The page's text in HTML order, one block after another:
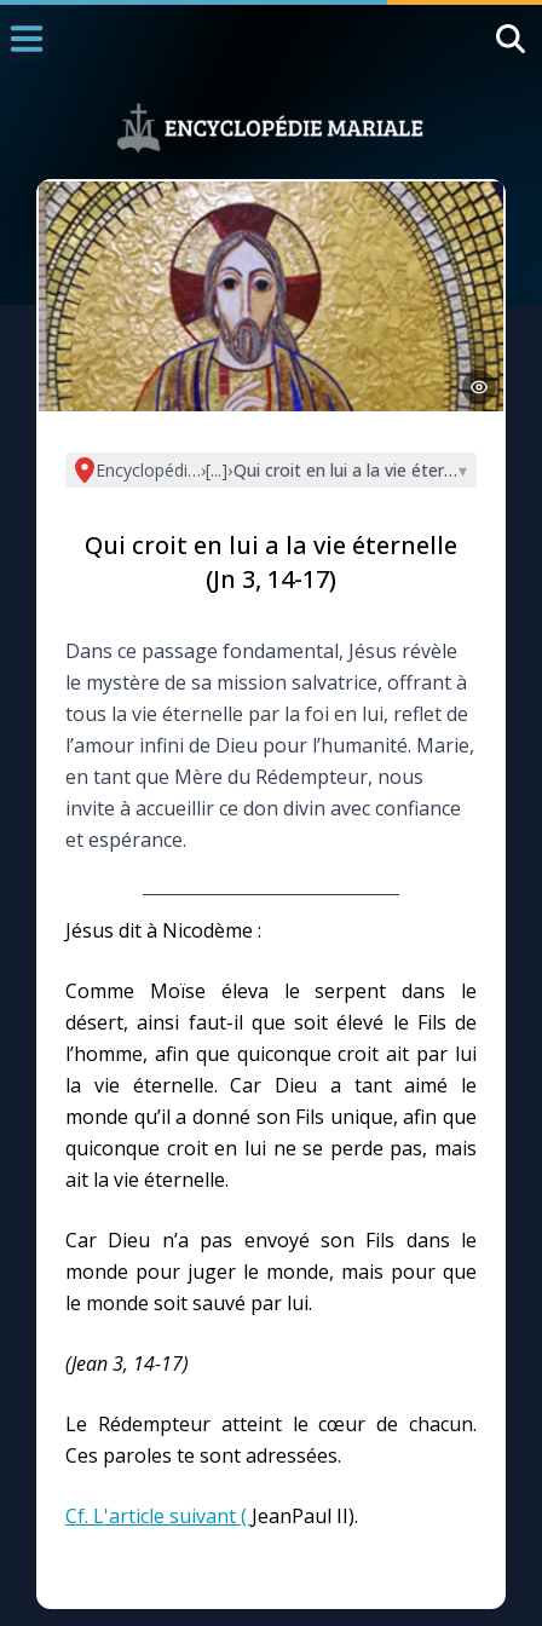
1000 Raisons de Croire
L'actualité de la semaine
La chaîne Youtube
La newsletter
La vidéo de la semaine
Le magazine
Le site internet
Questions-réponses
Prier au quotidien
Avec Thérèse de Lisieux
L'Évangile chaque jour
Les premiers samedis du mois
Marie qui défait les nœuds
Mes intentions de prière
Une Minute avec Marie
Une neuvaine
À la une
Encyclopédie mariale
›[...]›Qui croit en lui a la vie éternelle (Jn 3,
▾
Qui croit en lui a la vie éternelle
(Jn 3, 14-17)
Dans ce passage fondamental, Jésus révèle
le mystère de sa mission salvatrice, offrant à
tous la vie éternelle par la foi en lui, reflet de
l’amour infini de Dieu pour l’humanité. Marie,
en tant que Mère du Rédempteur, nous
invite à accueillir ce don divin avec confiance
et espérance.
Jésus dit à Nicodème :
Comme Moïse éleva le serpent dans le
désert, ainsi faut-il que soit élevé le Fils de
l’homme, afin que quiconque croit ait par lui
la vie éternelle. Car Dieu a tant aimé le
monde qu’il a donné son Fils unique, afin que
quiconque croit en lui ne se perde pas, mais
ait la vie éternelle.
Car Dieu n’a pas envoyé son Fils dans le
monde pour juger le monde, mais pour que
le monde soit sauvé par lui.
(Jean 3, 14-17)
Le Rédempteur atteint le cœur de chacun.
Ces paroles te sont adressées.
Cf. L'article suivant ( JeanPaul II).